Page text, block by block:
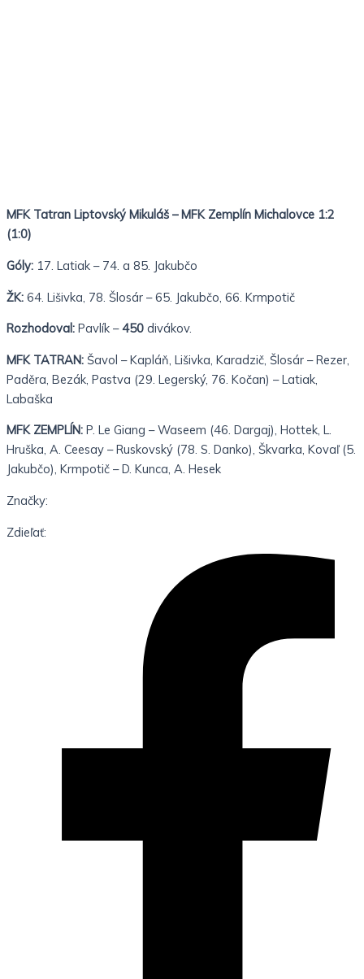
MFK Tatran Liptovský Mikuláš – MFK Zemplín Michalovce 1:2
(1:0)
Góly: 17. Latiak – 74. a 85. Jakubčo
ŽK: 64. Lišivka, 78. Šlosár – 65. Jakubčo, 66. Krmpotič
Rozhodoval: Pavlík –450 divákov.
MFK TATRAN: Šavol – Kapláň, Lišivka, Karadzič, Šlosár – Rezer,
Paděra, Bezák, Pastva (29. Legerský, 76. Kočan) – Latiak,
Labaška
MFK ZEMPLÍN: P. Le Giang – Waseem (46. Dargaj), Hottek, L.
Hruška, A. Ceesay – Ruskovský (78. S. Danko), Škvarka, Kovaľ (5.
Jakubčo), Krmpotič – D. Kunca, A. Hesek
Značky:
Zdieľať: